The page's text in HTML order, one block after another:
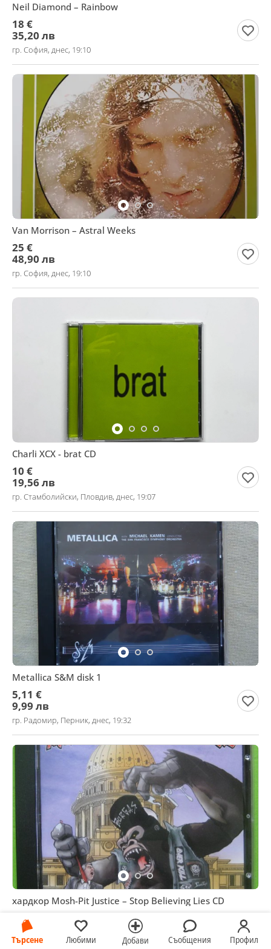
Търсене Любими Добави Съобщения Профил
Neil Diamond – Rainbow
18 €
35,20 лв
гр. София, днес, 19:10
Van Morrison – Astral Weeks
25 €
48,90 лв
гр. София, днес, 19:10
Charli XCX - brat CD
10 €
19,56 лв
гр. Стамболийски, Пловдив, днес, 19:07
Metallica S&M disk 1
5,11 €
9,99 лв
гр. Радомир, Перник, днес, 19:32
хардкор Mosh-Pit Justice – Stop Believing Lies CD
12,78 €
25 лв
гр. Несебър, Бургас, днес, 18:44